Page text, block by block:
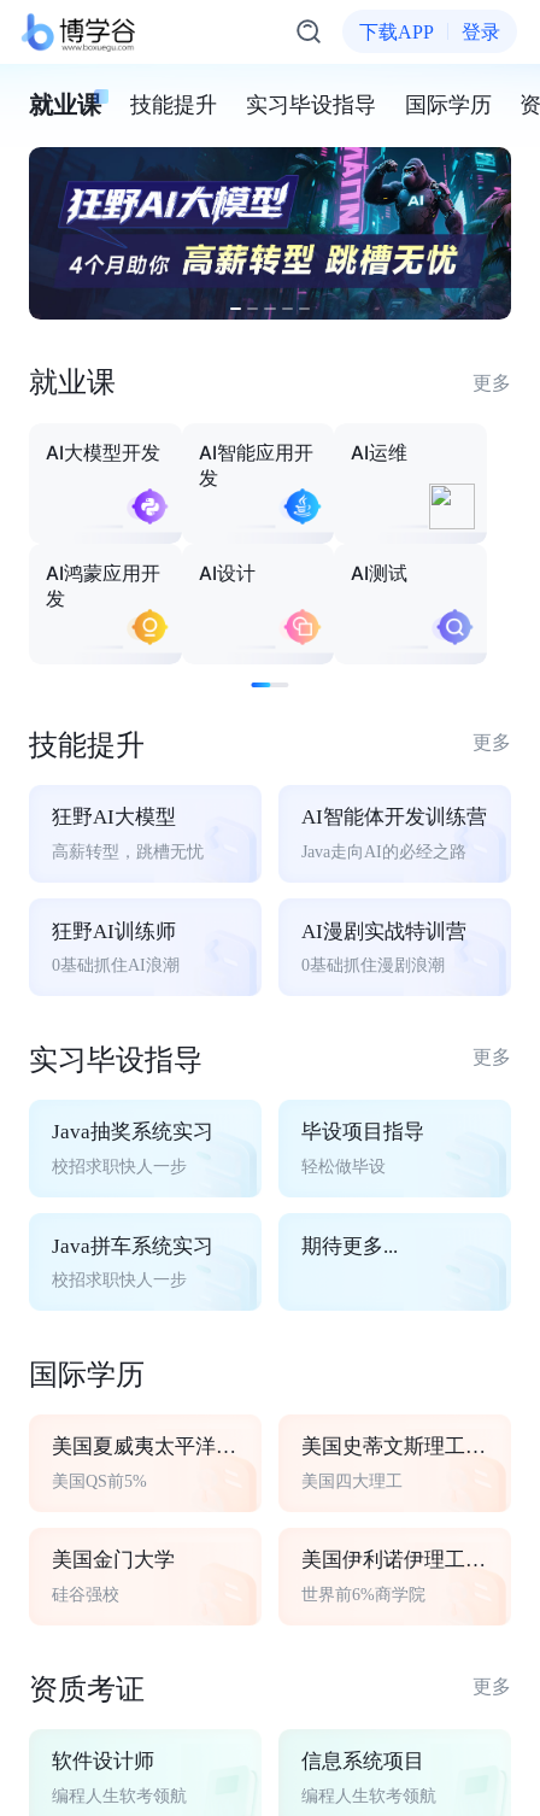
下载APP 登录
就业课 技能提升 实习毕设指导 国际学历
就业课 更多
AI大模型开发
AI智能应用开
发
AI运维
AI鸿蒙应用开
发
AI设计 AI测试
技能提升 更多
狂野AI大模型
高薪转型，跳槽无忧
AI智能体开发训练营
Java走向AI的必经之路
狂野AI训练师
0基础抓住AI浪潮
AI漫剧实战特训营
0基础抓住漫剧浪潮
实习毕设指导 更多
Java抽奖系统实习
校招求职快人一步
毕设项目指导
轻松做毕设
Java拼车系统实习
校招求职快人一步
期待更多...
国际学历
美国夏威夷太平洋大学
美国QS前5%
美国史蒂文斯理工学院
美国四大理工
美国金门大学
硅谷强校
美国伊利诺伊理工大学
世界前6%商学院
资质考证 更多
软件设计师
编程人生软考领航
信息系统项目
编程人生软考领航